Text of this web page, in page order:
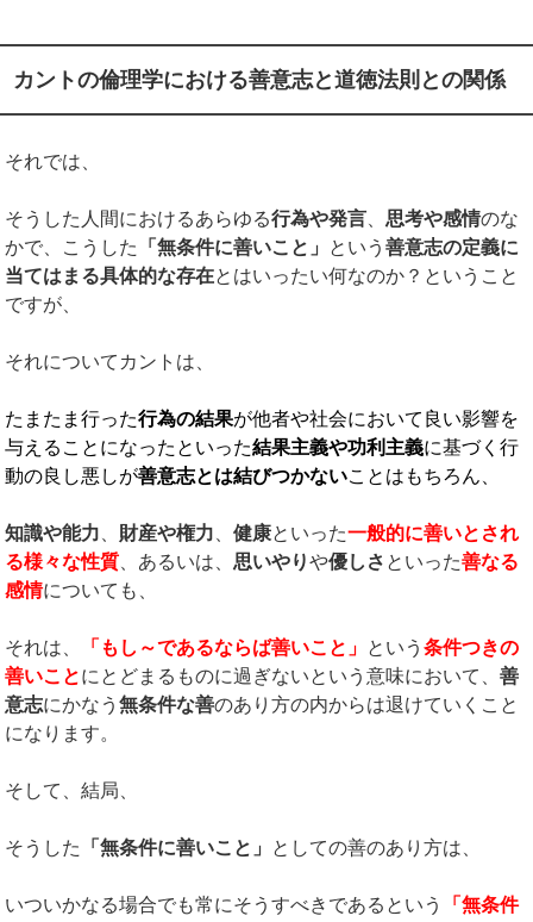
カントの倫理学における善意志と道徳法則との関係
それでは、
そうした人間におけるあらゆる行為や発言、思考や感情のな
かで、こうした
「無条件に善いこと」 という善意志の定義に
当てはまる具体的な存在とはいったい何なのか？ということ
ですが、
それについてカントは、
たまたま行った行為の結果が他者や社会において良い影響を
与えることになったといった結果主義や功利主義に基づく行
動の良し悪しが善意志とは結びつかないことはもちろん、
知識や能力、 財産や権力、健康といった一般的に善いとされ
る様々な性質、あるいは、思いやりや優しさ といった善なる
感情についても、
それは、 「もし～であるならば善いこと」 という条件つきの
善いことにとどまるものに過ぎないという意味において、善
意志にかなう無条件な善のあり方の内からは退けていくこと
になります。
そして、結局、
そうした 「無条件に善いこと」 としての善のあり方は、
いついかなる場合でも常にそうすべきであるという
「無条件